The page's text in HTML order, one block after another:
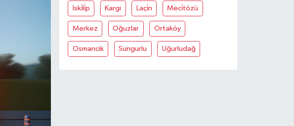
İski̇li̇p Kargi Laçi̇n Meci̇tözü
Merkez Oğuzlar Ortaköy
Osmancik Sungurlu Uğurludağ